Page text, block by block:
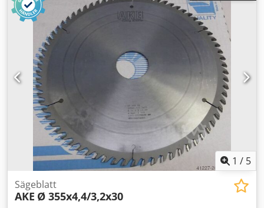
1 / 5
Sägeblatt
AKE Ø 355x4,4/3,2x30